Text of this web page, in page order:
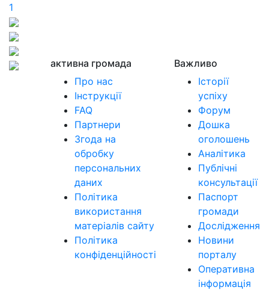
1
активна громада
Про нас
Інструкції
FAQ
Партнери
Згода на
обробку
персональних
даних
Політика
використання
матеріалів сайту
Політика
конфіденційності
Важливо
Історії
успіху
Форум
Дошка
оголошень
Аналітика
Публічні
консультації
Паспорт
громади
Дослідження
Новини
порталу
Оперативна
інформація